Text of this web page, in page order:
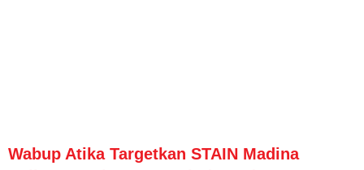
Wabup Atika Targetkan STAIN Madina